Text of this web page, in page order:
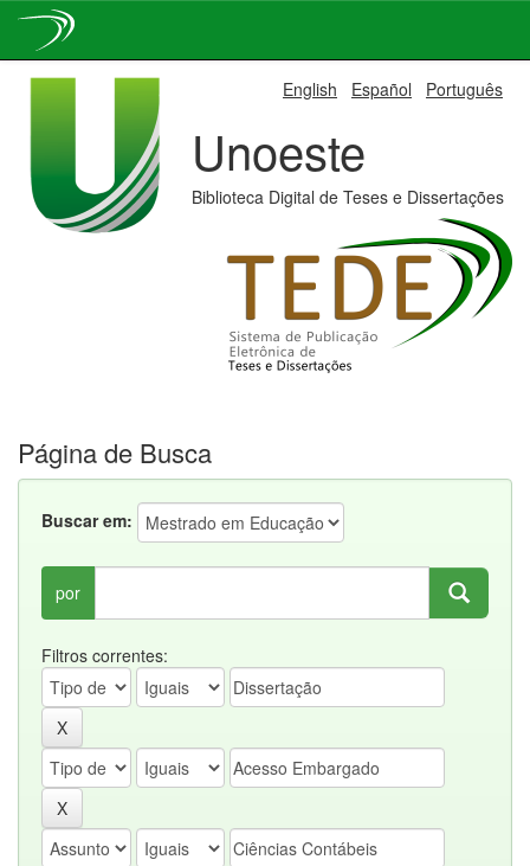
English Español Português
Unoeste
Biblioteca Digital de Teses e Dissertações
Página de Busca
Buscar em:
por
Filtros correntes: